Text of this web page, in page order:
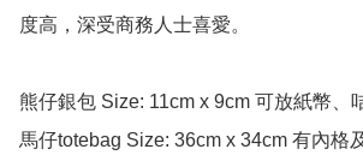
度高，深受商務人士喜愛。
熊仔銀包 Size: 11cm x 9cm 可放紙幣、
馬仔totebag Size: 36cm x 34cm 有內格